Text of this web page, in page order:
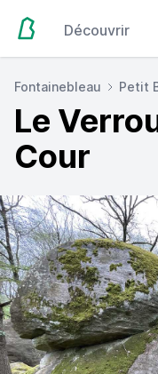
Découvrir
Fontainebleau Petit
Le
Cour